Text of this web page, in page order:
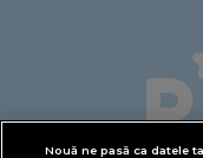
Nouă ne pasă ca datele